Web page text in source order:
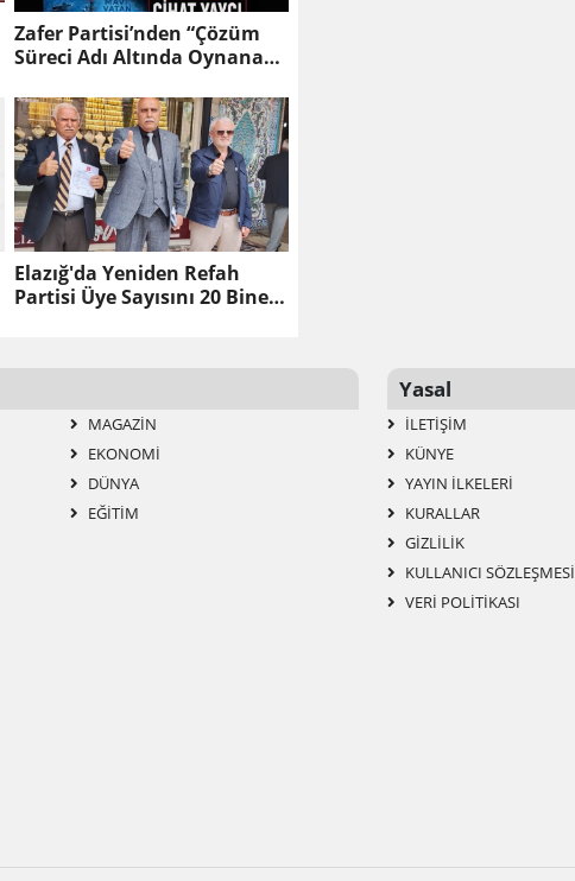
Zafer Partisi’nden “Çözüm
Süreci Adı Altında Oynanan
Dr. Cihat Yaycı Konuşacak
Elazığ'da Yeniden Refah
Partisi Üye Sayısını 20 Bine
MAGAZIN
EKONOMI
DÜNYA
EĞITIM
Yasal
İLETIŞIM
KÜNYE
YAYIN İLKELERI
KURALLAR
GIZLILIK
KULLANICI SÖZLEŞMESI
VERI POLITIKASI